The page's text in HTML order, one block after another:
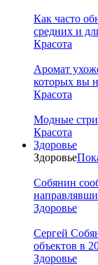
Как часто
средних и
Красота
Аромат
которых вы
Красота
Модные
Красота
Здоровье
Здоровье
Собянин
Здоровье
Сергей
объектов в
Здоровье